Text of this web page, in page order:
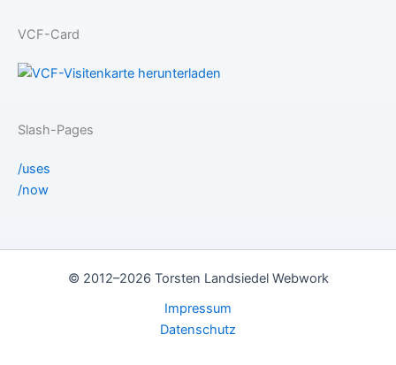
VCF-Card
Slash-Pages
/uses
/now
© 2012–2026 Torsten Landsiedel Webwork
Impressum
Datenschutz